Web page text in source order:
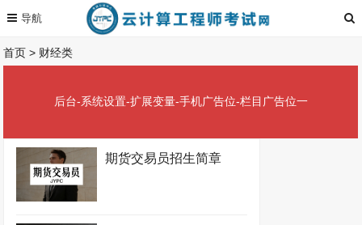
首页 > 财经类
后台-系统设置-扩展变量-手机广告位-栏目广告位一
期货交易员招生简章